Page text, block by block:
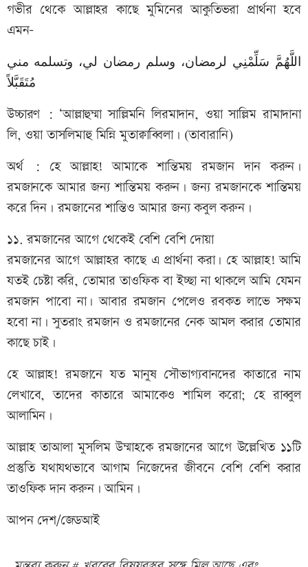
গভীর থেকে আল্লাহর কাছে মুমিনের আকুতিভরা প্রার্থনা হবে
এমন-
اللَّهُمَّ سَلِّمْنِي لرمضان، وسلم رمضان لي، وتسلمه مني
مُتَقَبَّلاً
উচ্চারণ : ‘আল্লাহুম্মা সাল্লিমনি লিরমাদান, ওয়া সাল্লিম রামাদানা
লি, ওয়া তাসলিমাহু মিন্নি মুতাক্বাব্বিলা। (তাবারানি)
অর্থ : হে আল্লাহ! আমাকে শান্তিময় রমজান দান করুন।
রমজানকে আমার জন্য শান্তিময় করুন। জন্য রমজানকে শান্তিময়
করে দিন। রমজানের শান্তিও আমার জন্য কবুল করুন।
১১. রমজানের আগে থেকেই বেশি বেশি দোয়া
রমজানের আগে আল্লাহর কাছে এ প্রার্থনা করা। হে আল্লাহ! আমি
যতই চেষ্টা করি, তোমার তাওফিক বা ইচ্ছা না থাকলে আমি যেমন
রমজান পাবো না। আবার রমজান পেলেও রবকত লাভে সক্ষম
হবো না। সুতরাং রমজান ও রমজানের নেক আমল করার তোমার
কাছে চাই।
হে আল্লাহ! রমজানে যত মানুষ সৌভাগ্যবানদের কাতারে নাম
লেখাবে, তাদের কাতারে আমাকেও শামিল করো; হে রাব্বুল
আলামিন।
আল্লাহ তাআলা মুসলিম উম্মাহকে রমজানের আগে উল্লেখিত ১১টি
প্রস্তুতি যথাযথভাবে আগাম নিজেদের জীবনে বেশি বেশি করার
তাওফিক দান করুন। আমিন।
আপন দেশ/জেডআই